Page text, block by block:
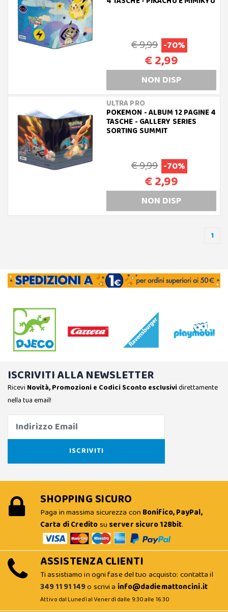
€ 9,99 -70%
€ 2,99
NON DISP
ULTRA PRO
POKEMON - ALBUM 12 PAGINE 4
TASCHE - GALLERY SERIES
SORTING SUMMIT
€ 9,99 -70%
€ 2,99
NON DISP
1
ISCRIVITI ALLA NEWSLETTER
Ricevi Novità, Promozioni e Codici Sconto esclusividirettamente
nella tua email!
SHOPPING SICURO
Paga in massima sicurezza con Bonifico, PayPal,
Carta di Creditosu server sicuro 128bit.
ASSISTENZA CLIENTI
Ti assistiamo in ogni fase del tuo acquisto: contatta il
349 11 91 149o scrivi a info@dadiemattoncini.it
Attivo dal Lunedì al Venerdì dalle 9:30 alle 16:30